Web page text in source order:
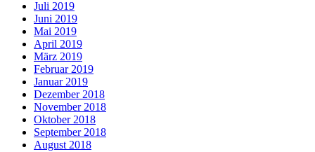
Juli 2019
Juni 2019
Mai 2019
April 2019
März 2019
Februar 2019
Januar 2019
Dezember 2018
November 2018
Oktober 2018
September 2018
August 2018